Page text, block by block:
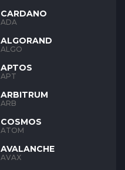
CARDANO
ADA
ALGORAND
ALGO
APTOS
APT
ARBITRUM
ARB
COSMOS
ATOM
AVALANCHE
AVAX